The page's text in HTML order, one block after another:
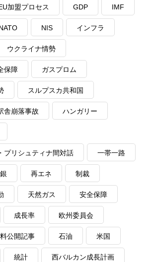
加盟プロセス GDP IMF
NIS インフラ
ウクライナ情勢
保障 ガスプロム
スルプスカ共和国
舎崩落事故 ハンガリー
プリシュティナ間対話 一帯一路
再エネ 制裁
天然ガス 安全保障
成長率 欧州委員会
公開記事 石油 米国
統計 西バルカン成長計画